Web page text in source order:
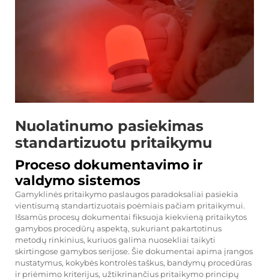
Nuolatinumo pasiekimas
standartizuotu pritaikymu
Proceso dokumentavimo ir
valdymo sistemos
Gamyklinės pritaikymo paslaugos paradoksaliai pasiekia
vientisumą standartizuotais poėmiais pačiam pritaikymui.
Išsamūs procesų dokumentai fiksuoja kiekvieną pritaikytos
gamybos procedūrų aspektą, sukuriant pakartotinus
metodų rinkinius, kuriuos galima nuosekliai taikyti
skirtingose gamybos serijose. Šie dokumentai apima įrangos
nustatymus, kokybės kontrolės taškus, bandymų procedūras
ir priėmimo kriterijus, užtikrinančius pritaikymo principų